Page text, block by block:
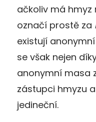
ačkoliv má
označí prostě za
existují anonymní
se však nejen
anonymní masa
zástupci hmyzu
jedineční.